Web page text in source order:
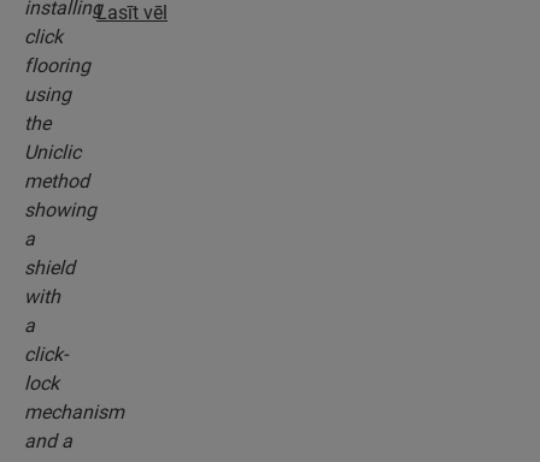
ieklāšanas sistēma. Izmantojiet revolucionāro un
Lasīt vēl